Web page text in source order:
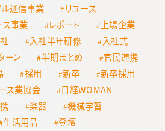
ル通信事業
リユース
ス事業 レポート
上場企業
入社半年研修
入社式
ーン 半期まとめ
官民連携
採用 新卒
新卒採用
ス業協会
日経WOMAN
楽器
機械学習
生活用品
登壇